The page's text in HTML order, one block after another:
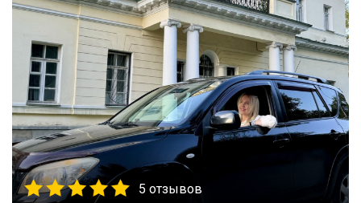
5 отзывов